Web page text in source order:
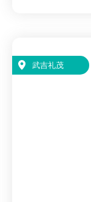
武吉礼茂